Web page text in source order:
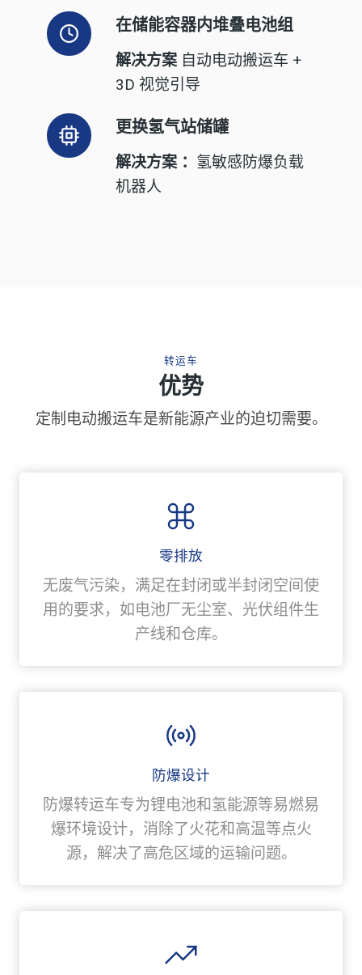
在储能容器内堆叠电池组
解决方案自动电动搬运车 +
3D 视觉引导
更换氢气站储罐
解决方案 ： 氢敏感防爆负载
机器人
转运车
优势
定制电动搬运车是新能源产业的迫切需要。
零排放
无废气污染，满足在封闭或半封闭空间使
用的要求，如电池厂无尘室、光伏组件生
产线和仓库。
防爆设计
防爆转运车专为锂电池和氢能源等易燃易
爆环境设计，消除了火花和高温等点火
源，解决了高危区域的运输问题。